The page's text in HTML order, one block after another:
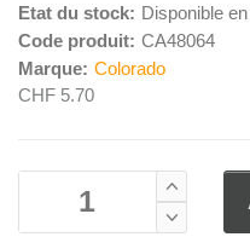
Etat du stock: Disponible
Code produit: CA48064
Marque: Colorado
CHF 5.70